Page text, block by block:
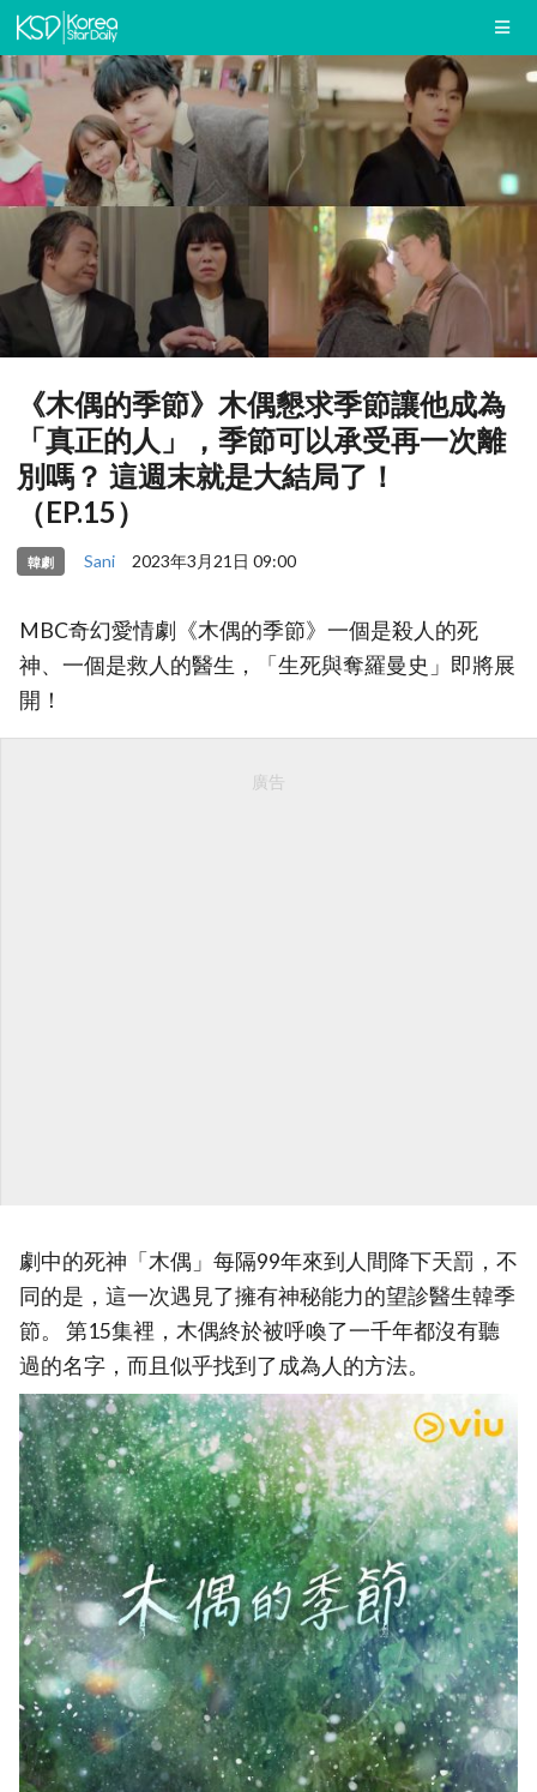
《木偶的季節》木偶懇求季節讓他成為
「真正的人」，季節可以承受再一次離
別嗎？ 這週末就是大結局了！
（EP.15）
韓劇 Sani 2023年3月21日 09:00
MBC奇幻愛情劇《木偶的季節》一個是殺人的死
神、一個是救人的醫生，「生死與奪羅曼史」即將展
開！
廣告
劇中的死神「木偶」每隔99年來到人間降下天罰，不
同的是，這一次遇見了擁有神秘能力的望診醫生韓季
節。 第15集裡，木偶終於被呼喚了一千年都沒有聽
過的名字，而且似乎找到了成為人的方法。